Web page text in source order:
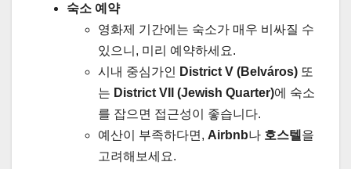
숙소 예약
영화제 기간에는 숙소가 매우 비싸질 수
있으니, 미리 예약하세요.
시내 중심가인 District V (Belváros) 또
는 District VII (Jewish Quarter)에 숙소
를 잡으면 접근성이 좋습니다.
예산이 부족하다면, Airbnb나 호스텔 을
고려해보세요.